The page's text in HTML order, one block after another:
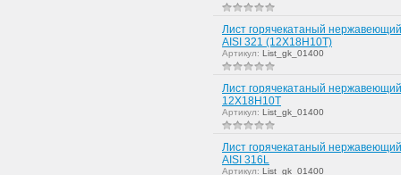
Лист горячекатаный
AISI 321 (12Х18Н10Т)
Артикул: List_gk_01400
Лист горячекатаный
12Х18Н10Т
Артикул: List_gk_01400
Лист горячекатаный
AISI 316L
Артикул: List_gk_01400